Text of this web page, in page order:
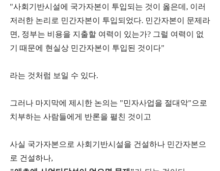
"사회기반시설에 국가자본이 투입되는 것이 옳은데, 이러
저러한 논리로 민간자본이 투입되었다. 민간자본이 문제라
면, 정부는 비용을 지출할 여력이 있는가? 그럴 여력이 없
기 때문에 현실상 민간자본이 투입된 것이다"
라는 것처럼 보일 수 있다.
그러나 마지막에 제시한 논의는 "민자사업을 절대악"으로
치부하는 사람들에게 반론을 펼친 것이고
사실 국가자본으로 사회기반시설을 건설하나 민간자본으
로 건설하나,